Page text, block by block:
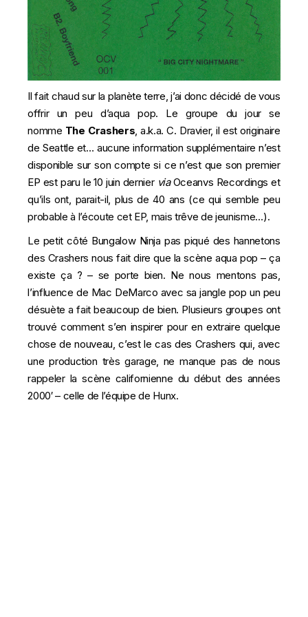
Il fait chaud sur la planète terre, j’ai donc décidé de vous
offrir un peu d’aqua pop. Le groupe du jour se
nomme The Crashers, a.k.a. C. Dravier, il est originaire
de Seattle et… aucune information supplémentaire n’est
disponible sur son compte si ce n’est que son premier
EP est paru le 10 juin dernier viaOceanvs Recordings et
qu’ils ont, parait-il, plus de 40 ans (ce qui semble peu
probable à l’écoute cet EP, mais trêve de jeunisme…).
Le petit côté Bungalow Ninja pas piqué des hannetons
des Crashers nous fait dire que la scène aqua pop – ça
existe ça ? – se porte bien. Ne nous mentons pas,
l’influence de Mac DeMarco avec sa jangle pop un peu
désuète a fait beaucoup de bien. Plusieurs groupes ont
trouvé comment s’en inspirer pour en extraire quelque
chose de nouveau, c’est le cas des Crashers qui, avec
une production très garage, ne manque pas de nous
rappeler la scène californienne du début des années
2000′ – celle de l’équipe de Hunx.